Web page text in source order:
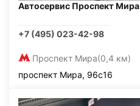
Автосервис Проспект Мира
+7 (495) 023-42-98
Проспект Мира(0,4 км)
проспект Мира, 96с16